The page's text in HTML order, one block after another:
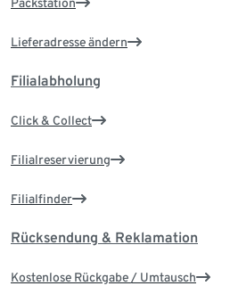
Packstation
Lieferadresse ändern
Filialabholung
Click & Collect
Filialreservierung
Filialfinder
Rücksendung & Reklamation
Kostenlose Rückgabe / Umtausch